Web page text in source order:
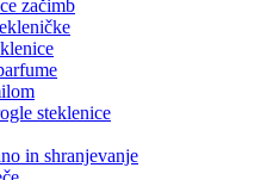
začimb
steklenice
in shranjevanje